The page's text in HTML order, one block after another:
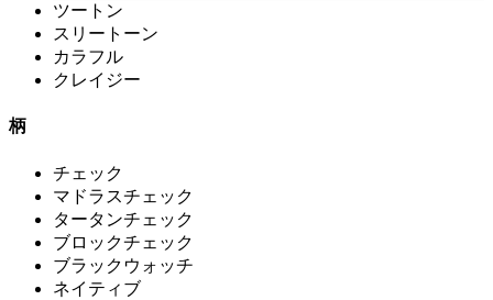
ツートン
スリートーン
カラフル
クレイジー
柄
チェック
マドラスチェック
タータンチェック
ブロックチェック
ブラックウォッチ
ネイティブ